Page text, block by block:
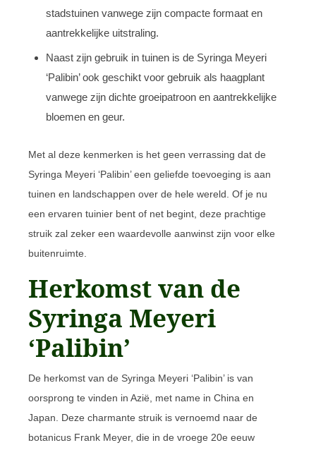
stadstuinen vanwege zijn compacte formaat en
aantrekkelijke uitstraling.
Naast zijn gebruik in tuinen is de Syringa Meyeri
‘Palibin’ ook geschikt voor gebruik als haagplant
vanwege zijn dichte groeipatroon en aantrekkelijke
bloemen en geur.
Met al deze kenmerken is het geen verrassing dat de
Syringa Meyeri ‘Palibin’ een geliefde toevoeging is aan
tuinen en landschappen over de hele wereld. Of je nu
een ervaren tuinier bent of net begint, deze prachtige
struik zal zeker een waardevolle aanwinst zijn voor elke
buitenruimte.
Herkomst van de
Syringa Meyeri
‘Palibin’
De herkomst van de Syringa Meyeri ‘Palibin’ is van
oorsprong te vinden in Azië, met name in China en
Japan. Deze charmante struik is vernoemd naar de
botanicus Frank Meyer, die in de vroege 20e eeuw